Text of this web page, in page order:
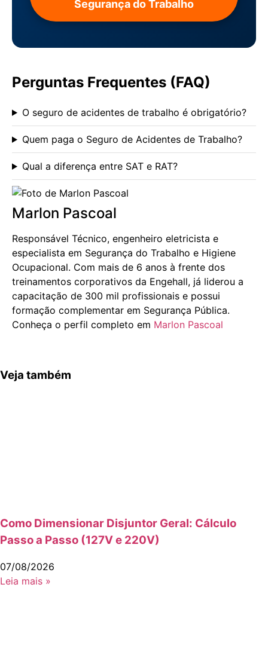
Segurança do Trabalho
Perguntas Frequentes (FAQ)
O seguro de acidentes de trabalho é obrigatório?
Quem paga o Seguro de Acidentes de Trabalho?
Qual a diferença entre SAT e RAT?
Marlon Pascoal
Responsável Técnico, engenheiro eletricista e
especialista em Segurança do Trabalho e Higiene
Ocupacional. Com mais de 6 anos à frente dos
treinamentos corporativos da Engehall, já liderou a
capacitação de 300 mil profissionais e possui
formação complementar em Segurança Pública.
Conheça o perfil completo em Marlon Pascoal
Veja também
Como Dimensionar Disjuntor Geral: Cálculo
Passo a Passo (127V e 220V)
07/08/2026
Leia mais »